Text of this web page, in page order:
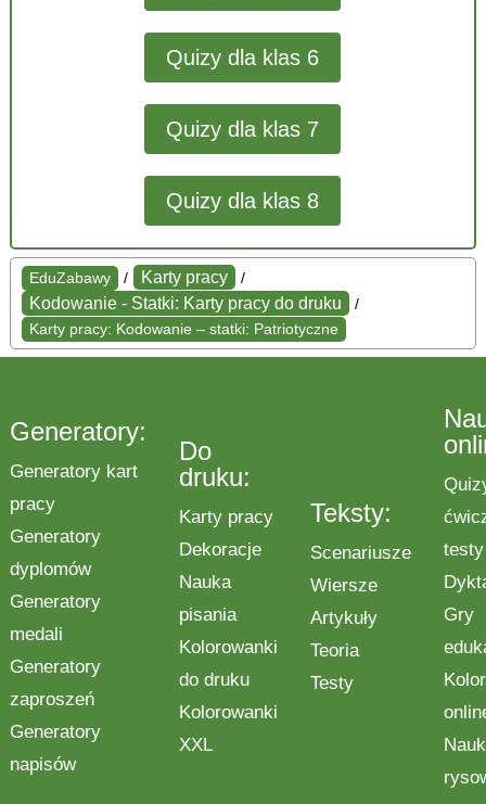
Quizy dla klas 6
Quizy dla klas 7
Quizy dla klas 8
EduZabawy / Karty pracy /
Kodowanie - Statki: Karty pracy do druku
/
Karty pracy: Kodowanie – statki: Patriotyczne
Generatory:
Generatory kart
pracy
Generatory
dyplomów
Generatory
medali
Generatory
zaproszeń
Generatory
napisów
Do
druku:
Karty pracy
Dekoracje
Nauka
pisania
Kolorowanki
do druku
Kolorowanki
XXL
Teksty:
Scenariusze
Wiersze
Artykuły
Teoria
Testy
testy
Gry